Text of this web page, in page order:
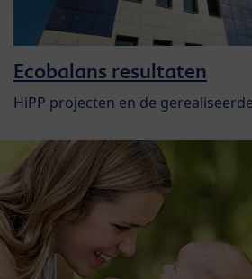
Ecobalans resultaten
HiPP projecten en de